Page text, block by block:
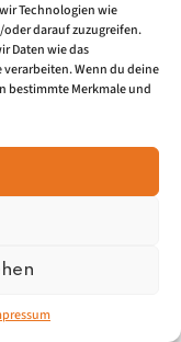
Technologien wie
darauf zuzugreifen.
Daten wie das
Wenn du deine
bestimmte Merkmale und